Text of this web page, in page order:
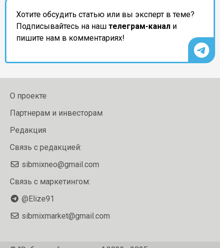
Хотите обсудить статью или вы эксперт в теме?
Подписывайтесь на наш телеграм-канал и
пишите нам в комментариях!
О проекте
Партнерам и инвесторам
Редакция
Связь с редакцией:
sibmixneo@gmail.com
Связь с маркетингом:
@Elize91
sibmixmarket@gmail.com